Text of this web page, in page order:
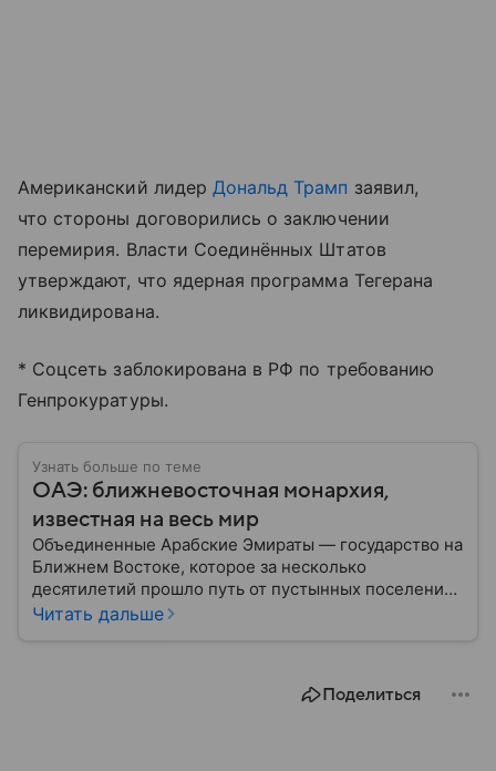
Американский лидер Дональд Трамп заявил,
что стороны договорились о заключении
перемирия. Власти Соединённых Штатов
утверждают, что ядерная программа Тегерана
ликвидирована.
* Соцсеть заблокирована в РФ по требованию
Генпрокуратуры.
Узнать больше по теме
ОАЭ: ближневосточная монархия,
известная на весь мир
Объединенные Арабские Эмираты — государство на
Ближнем Востоке, которое за несколько
десятилетий прошло путь от пустынных поселений
до одного из самых богатых и влиятельных центров
материале — самое важное по теме.
Читать дальше
Поделиться